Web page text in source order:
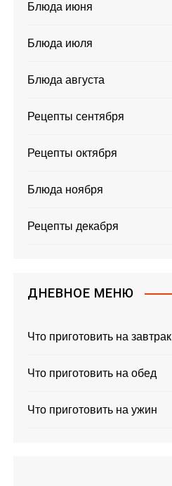
Блюда июня
Блюда июля
Блюда августа
Рецепты сентября
Рецепты октября
Блюда ноября
Рецепты декабря
ДНЕВНОЕ МЕНЮ
Что приготовить на завтрак
Что приготовить на обед
Что приготовить на ужин